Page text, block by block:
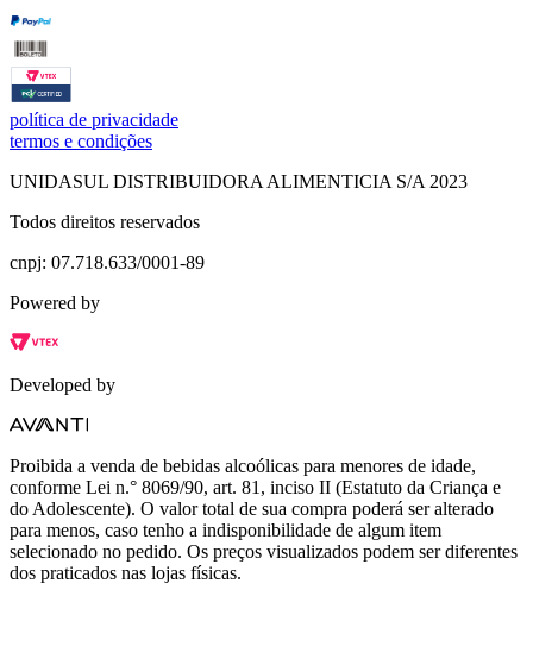
política de privacidade
termos e condições
UNIDASUL DISTRIBUIDORA ALIMENTICIA S/A 2023
Todos direitos reservados
cnpj: 07.718.633/0001-89
Powered by
Developed by
Proibida a venda de bebidas alcoólicas para menores de idade,
conforme Lei n.° 8069/90, art. 81, inciso II (Estatuto da Criança e
do Adolescente). O valor total de sua compra poderá ser alterado
para menos, caso tenho a indisponibilidade de algum item
selecionado no pedido. Os preços visualizados podem ser diferentes
dos praticados nas lojas físicas.